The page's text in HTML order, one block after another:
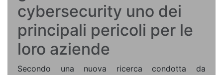
cybersecurity uno dei
principali pericoli per le
loro aziende
Secondo una nuova ricerca condotta da